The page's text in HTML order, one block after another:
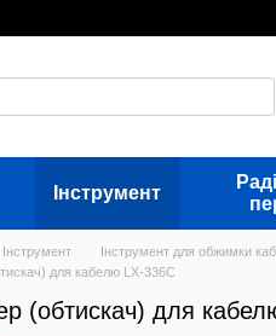
Інструмент
Інструмент Інструмент для обжимки
для кабелю LX-336C
(обтискач) для